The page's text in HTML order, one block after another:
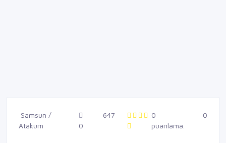
Samsun /
Atakum
0
647
0
puanlama.
0